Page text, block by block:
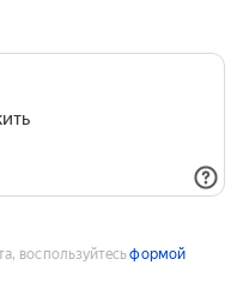
воспользуйтесьформой